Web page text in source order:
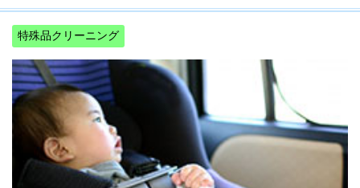
特殊品クリーニング